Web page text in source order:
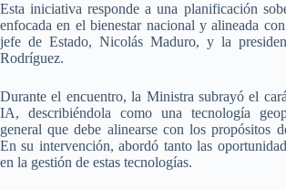
Esta iniciativa responde a una planificación
enfocada en el bienestar nacional y alineada
jefe de Estado, Nicolás Maduro, y la
Rodríguez.
Durante el encuentro, la Ministra subrayó el
IA, describiéndola como una tecnología
general que debe alinearse con los propósitos
En su intervención, abordó tanto las
en la gestión de estas tecnologías.